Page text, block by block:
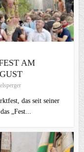
AM
das seit seiner
„Fest...